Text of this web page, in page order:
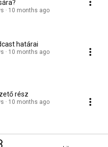
10 months ago
határai
10 months ago
rész
10 months ago